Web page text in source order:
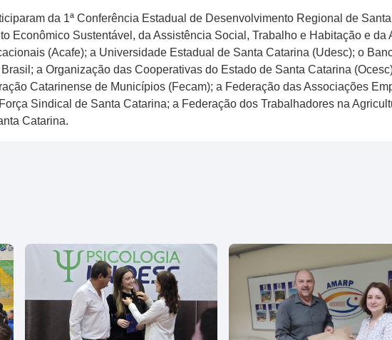
da 1ª Conferência Estadual de Desenvolvimento Regional de
Econômico Sustentável, da Assistência Social, Trabalho e Habitação e
(Acafe); a Universidade Estadual de Santa Catarina (Udesc); o
a Organização das Cooperativas do Estado de Santa Catarina
Catarinense de Municípios (Fecam); a Federação das Associações
Sindical de Santa Catarina; a Federação dos Trabalhadores na
Catarina.